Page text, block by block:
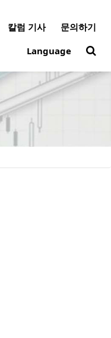
칼럼 기사
문의하기
Language